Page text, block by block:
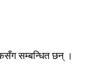
सम्बन्धित छन् ।